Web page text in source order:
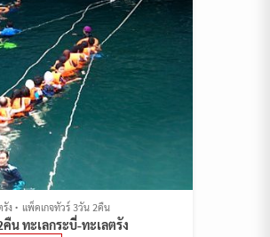
รัง แพ็คเกจทัวร์ 3วัน 2คืน
คืน ทะเลกระบี่-ทะเลตรัง